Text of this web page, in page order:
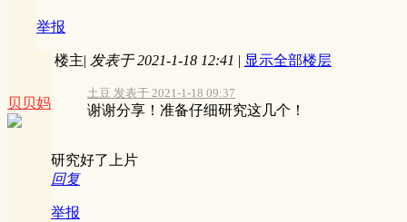
举报
贝贝妈
楼主| 发表于 2021-1-18 12:41 | 显示全部楼层
土豆 发表于 2021-1-18 09:37
谢谢分享！准备仔细研究这几个！
研究好了上片
回复
举报